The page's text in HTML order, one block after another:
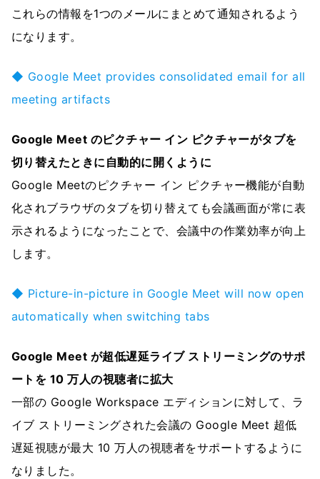
これらの情報を1つのメールにまとめて通知されるよう
になります。
◆ Google Meet provides consolidated email for all
meeting artifacts
Google Meet のピクチャー イン ピクチャーがタブを
切り替えたときに自動的に開くように
Google Meetのピクチャー イン ピクチャー機能が自動
化されブラウザのタブを切り替えても会議画面が常に表
示されるようになったことで、会議中の作業効率が向上
します。
◆ Picture-in-picture in Google Meet will now open
automatically when switching tabs
Google Meet が超低遅延ライブ ストリーミングのサポ
ートを 10 万人の視聴者に拡大
一部の Google Workspace エディションに対して、ラ
イブ ストリーミングされた会議の Google Meet 超低
遅延視聴が最大 10 万人の視聴者をサポートするように
なりました。